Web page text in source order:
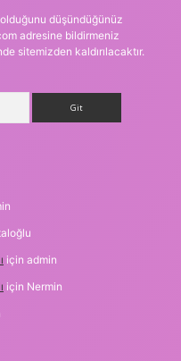
düşündüğünüz
adresine bildirmeniz
sitemizden kaldırılacaktır.
için admin
için Nermin